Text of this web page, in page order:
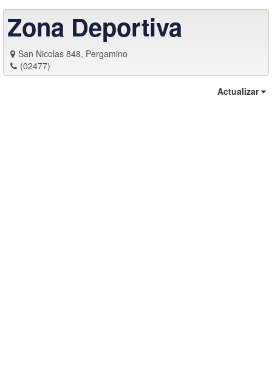
Zona Deportiva
San Nicolas 848, Pergamino
(02477)
Actualizar